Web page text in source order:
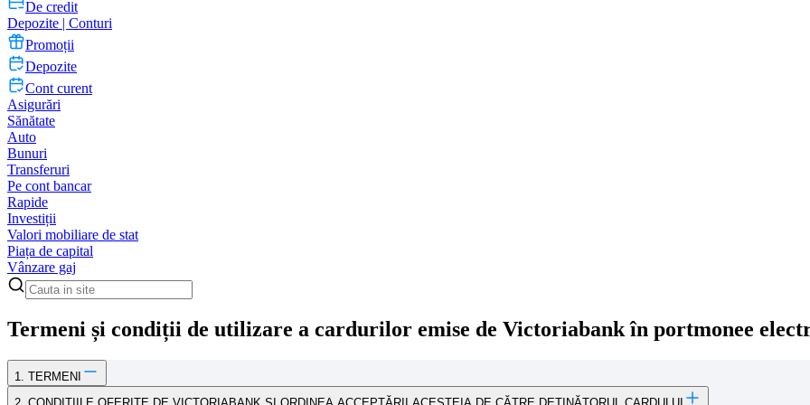
De credit
Depozite | Conturi
Promoții
Depozite
Cont curent
Asigurări
Sănătate
Auto
Bunuri
Transferuri
Pe cont bancar
Rapide
Investiții
Valori mobiliare de stat
Piața de capital
Vânzare gaj
Termeni și condiții de utilizare a cardurilor emise de Victoriabank în portmonee
1. TERMENI